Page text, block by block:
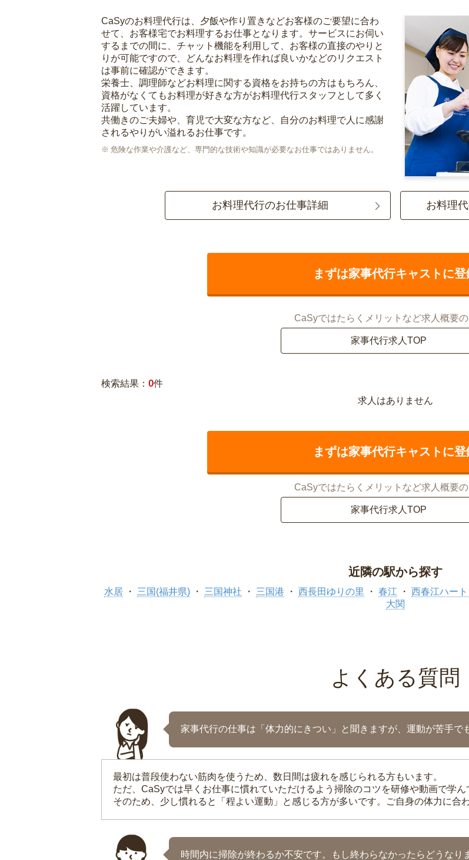
CaSyのお料理代行は、夕飯や作り置きなどお客様のご要望に合わ
せて、お客様宅でお料理するお仕事となります。サービスにお伺い
するまでの間に、チャット機能を利用して、お客様の直接のやりと
りが可能ですので、どんなお料理を作れば良いかなどのリクエスト
は事前に確認ができます。
栄養士、調理師などお料理に関する資格をお持ちの方はもちろん、
資格がなくてもお料理が好きな方がお料理代行スタッフとして多く
活躍しています。
共働きのご夫婦や、育児で大変な方など、自分のお料理で人に感謝
されるやりがい溢れるお仕事です。
危険な作業や介護など、専門的な技術や知識が必要なお仕事ではありません。
お料理代行のお仕事詳細 お料理
まずは家事代行キャストに登
CaSyではたらくメリットなど求人概要
家事代行求人TOP
検索結果： 0件
求人はありません
まずは家事代行キャストに登
CaSyではたらくメリットなど求人概要
家事代行求人TOP
近隣の駅から探す
水居 三国(福井県) 三国神社 三国港 西長田ゆりの里 春江 西春江ハー
大関
よくある質問
家事代行の仕事は「体力的にきつい」と聞きますが、運動が苦手で
最初は普段使わない筋肉を使うため、数日間は疲れを感じられる方もいます。
ただ、CaSyでは早くお仕事に慣れていただけるよう掃除のコツを研修や動画で学ん
そのため、少し慣れると「程よい運動」と感じる方が多いです。ご自身の体力に合
時間内に掃除が終わるか不安です。もし終わらなかったらどうなり